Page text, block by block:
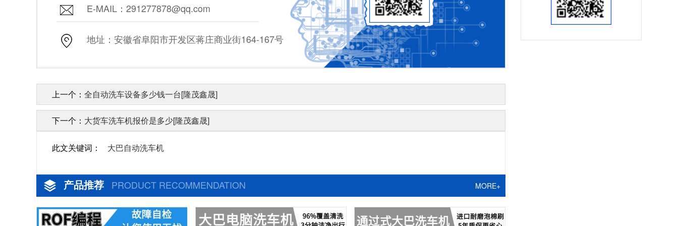
E-MAIL：291277878@qq.com
地址：安徽省阜阳市开发区蒋庄商业街164-167号
上一个： 全自动洗车设备多少钱一台[隆茂鑫晟]
下一个： 大货车洗车机报价是多少[隆茂鑫晟]
此文关键词： 大巴自动洗车机
产品推荐 PRODUCT RECOMMENDATION MORE+